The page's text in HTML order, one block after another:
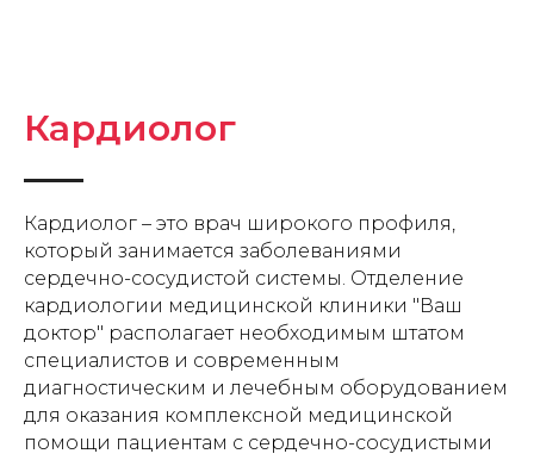
Кардиолог
Кардиолог – это врач широкого профиля,
который занимается заболеваниями
сердечно-сосудистой системы. Отделение
кардиологии медицинской клиники "Ваш
доктор" располагает необходимым штатом
специалистов и современным
диагностическим и лечебным оборудованием
для оказания комплексной медицинской
помощи пациентам с сердечно-сосудистыми